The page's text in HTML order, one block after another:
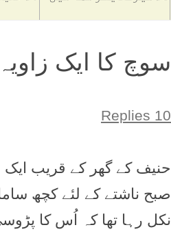
سوچ کا ایک زاویہ
10 Replies
حنیف کے گھر کے قریب
صبح ناشتے کے لئے کچھ
نکل رہا تھا کہ اُس کا